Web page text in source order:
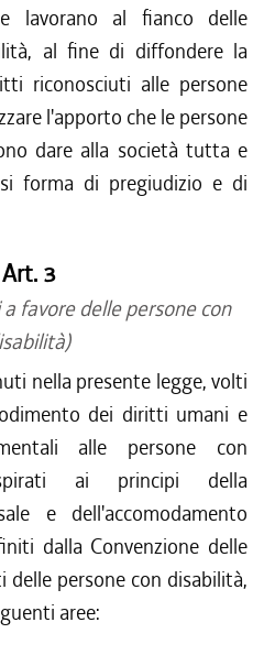
lavorano al fianco delle
al fine di diffondere la
riconosciuti alle persone
l'apporto che le persone
dare alla società tutta e
forma di pregiudizio e di
Art. 3
favore delle persone con
nella presente legge, volti
dei diritti umani e
alle persone con
ai principi della
e dell'accomodamento
dalla Convenzione delle
persone con disabilità,
aree: